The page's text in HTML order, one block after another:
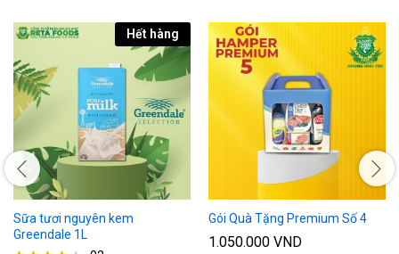
Hết hàng
Sữa tươi nguyên kem
Greendale 1L
Gói Quà Tặng Premium Số 4
1.050.000 VND